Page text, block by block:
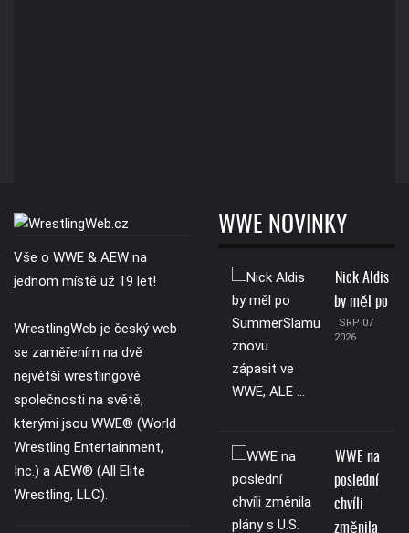
Vše o WWE & AEW na
jednom místě už 19 let!
WrestlingWeb je český web
se zaměřením na dvě
největší wrestlingové
společnosti na světě,
kterými jsou WWE® (World
Wrestling Entertainment,
Inc.) a AEW® (All Elite
Wrestling, LLC).
WWE NOVINKY
Nick Aldis
by měl po
SRP 07
2026
WWE na
poslední
chvíli
změnila